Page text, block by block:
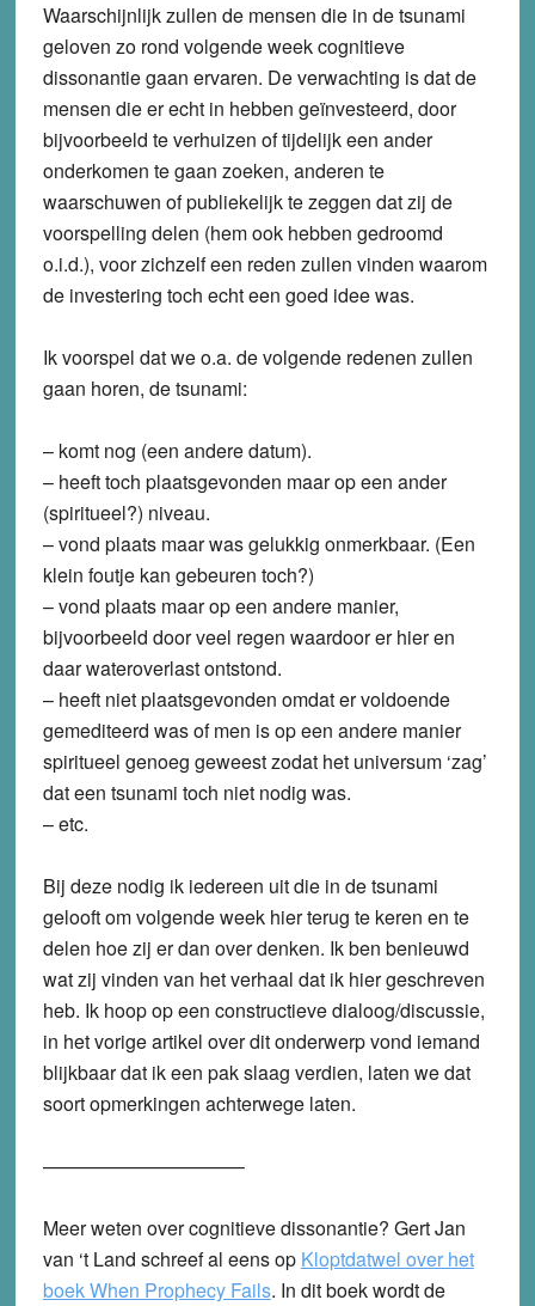
Waarschijnlijk zullen de mensen die in de tsunami
geloven zo rond volgende week cognitieve
dissonantie gaan ervaren. De verwachting is dat de
mensen die er echt in hebben geïnvesteerd, door
bijvoorbeeld te verhuizen of tijdelijk een ander
onderkomen te gaan zoeken, anderen te
waarschuwen of publiekelijk te zeggen dat zij de
voorspelling delen (hem ook hebben gedroomd
o.i.d.), voor zichzelf een reden zullen vinden waarom
de investering toch echt een goed idee was.
Ik voorspel dat we o.a. de volgende redenen zullen
gaan horen, de tsunami:
– komt nog (een andere datum).
– heeft toch plaatsgevonden maar op een ander
(spiritueel?) niveau.
– vond plaats maar was gelukkig onmerkbaar. (Een
klein foutje kan gebeuren toch?)
– vond plaats maar op een andere manier,
bijvoorbeeld door veel regen waardoor er hier en
daar wateroverlast ontstond.
– heeft niet plaatsgevonden omdat er voldoende
gemediteerd was of men is op een andere manier
spiritueel genoeg geweest zodat het universum ‘zag’
dat een tsunami toch niet nodig was.
– etc.
Bij deze nodig ik iedereen uit die in de tsunami
gelooft om volgende week hier terug te keren en te
delen hoe zij er dan over denken. Ik ben benieuwd
wat zij vinden van het verhaal dat ik hier geschreven
heb. Ik hoop op een constructieve dialoog/discussie,
in het vorige artikel over dit onderwerp vond iemand
blijkbaar dat ik een pak slaag verdien, laten we dat
soort opmerkingen achterwege laten.
——————————–
Meer weten over cognitieve dissonantie? Gert Jan
van ‘t Land schreef al eens op Kloptdatwel over het
boek When Prophecy Fails. In dit boek wordt de